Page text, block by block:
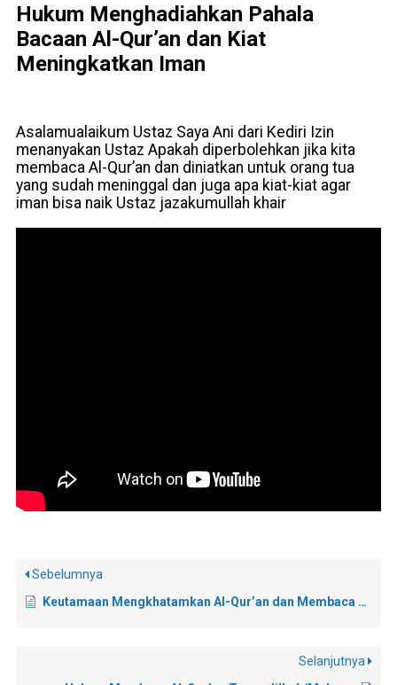
Hukum Menghadiahkan Pahala
Bacaan Al-Qur’an dan Kiat
Meningkatkan Iman
Asalamualaikum Ustaz Saya Ani dari Kediri Izin
menanyakan Ustaz Apakah diperbolehkan jika kita
membaca Al-Qur’an dan diniatkan untuk orang tua
yang sudah meninggal dan juga apa kiat-kiat agar
iman bisa naik Ustaz jazakumullah khair
Sebelumnya
Keutamaan Mengkhatamkan Al-Qur’an dan Membaca 100 Ayat di Malam Hari
Selanjutnya